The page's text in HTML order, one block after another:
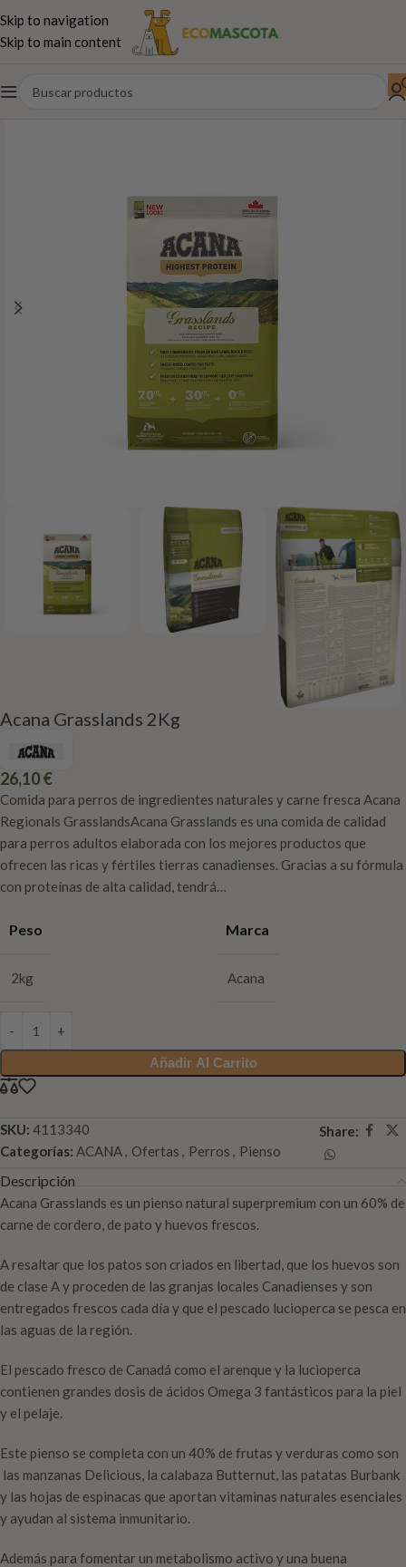
Skip to navigation
Skip to main content
Inicio Perros Pienso
Acana Grasslands 2Kg
26,10€
Comida para perros de ingredientes naturales y carne fresca Acana
Regionals GrasslandsAcana Grasslands es una comida de calidad
para perros adultos elaborada con los mejores productos que
ofrecen las ricas y fértiles tierras canadienses. Gracias a su fórmula
con proteínas de alta calidad, tendrá…
Peso
2kg
Marca
Acana
Añadir Al Carrito
SKU: 4113340
Categorías: ACANA, Ofertas , Perros , Pienso
Share:
Descripción
Acana Grasslands es un pienso natural superpremium con un 60% de
carne de cordero, de pato y huevos frescos.
A resaltar que los patos son criados en libertad, que los huevos son
de clase A y proceden de las granjas locales Canadienses y son
entregados frescos cada día y que el pescado lucioperca se pesca en
las aguas de la región.
El pescado fresco de Canadá como el arenque y la lucioperca
contienen grandes dosis de ácidos Omega 3 fantásticos para la piel
y el pelaje.
Este pienso se completa con un 40% de frutas y verduras como son
las manzanas Delicious, la calabaza Butternut, las patatas Burbank
y las hojas de espinacas que aportan vitaminas naturales esenciales
y ayudan al sistema inmunitario.
Además para fomentar un metabolismo activo y una buena